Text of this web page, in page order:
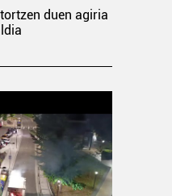
duen agiria